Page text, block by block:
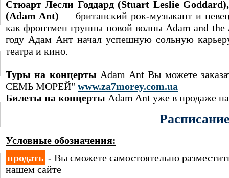
Стю́арт Ле́сли Го́ддард (Stuart Leslie
(Adam Ant) — британский рок-музыкант и
как фронтмен группы новой волны Adam and the
году Адам Ант начал успешную сольную
театра и кино.
Туры на концерты Adam Ant Вы можете
СЕМЬ МОРЕЙ" www.za7morey.com.ua
Билеты на концерты Adam Ant уже в продаже
Условные обозначения:
продать - Вы сможете самостоятельно
нашем сайте